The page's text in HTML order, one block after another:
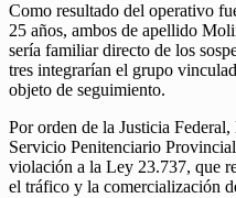
Como resultado del operativo
25 años, ambos de apellido
sería familiar directo de los
tres integrarían el grupo
objeto de seguimiento.
Por orden de la Justicia
Servicio Penitenciario
violación a la Ley 23.737, que
el tráfico y la comercialización